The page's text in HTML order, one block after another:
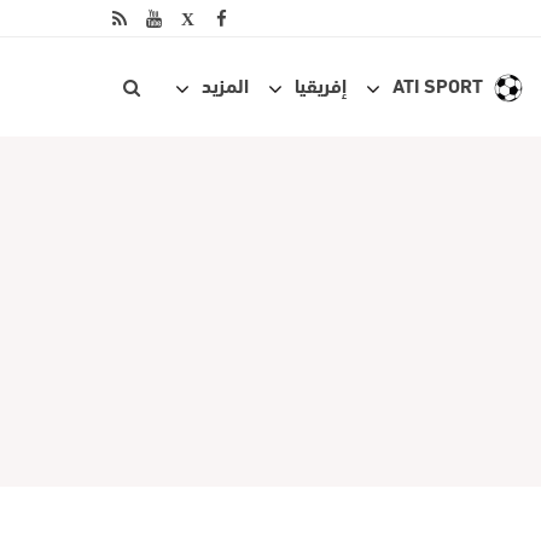
ATI SPORT إفريقيا المزيد